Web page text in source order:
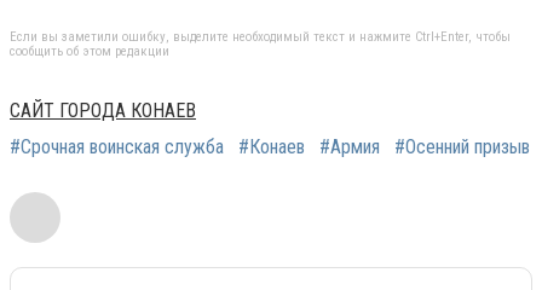
Если вы заметили ошибку, выделите необходимый текст и нажмите Ctrl+Enter, чтобы
сообщить об этом редакции
САЙТ ГОРОДА КОНАЕВ
#Срочная воинская служба
#Конаев #Армия #Осенний призыв